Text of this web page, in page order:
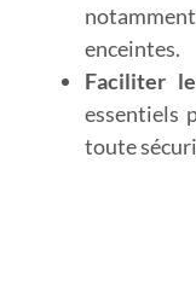
enceintes.
Faciliter
essentiels
toute